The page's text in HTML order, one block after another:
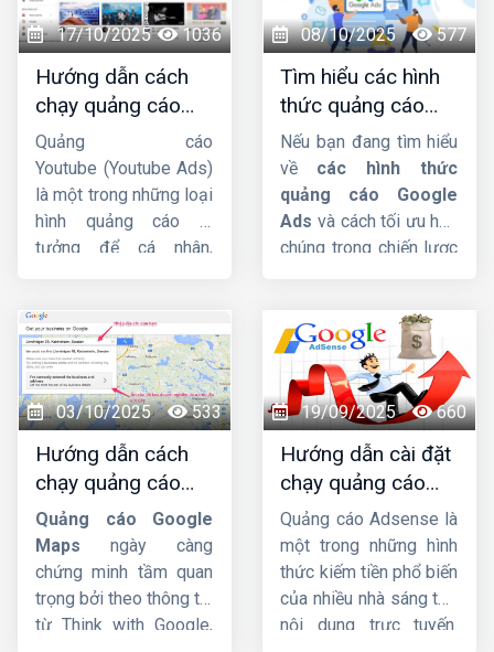
HIGsẽ phân tích chi
tiết hơn về dịch vụ này
nhá.
17/10/2025 1036
Hướng dẫn cách
chạy quảng cáo
Youtube Ads hiệu
quả từ chuyên gia
Quảng cáo
Youtube (Youtube Ads)
là một trong những loại
hình quảng cáo lý
tưởng để cá nhân,
phát triển thương hiệu,
quảng bá sản phẩm,
dịch vụ đến nhiều
người dùng hơn. Trong
bài viết này,Công ty
HIGsẽ hướng dẫn
cách chạy quảng cáo
Youtubu Ads
chi tiết
từ A-Z. Cùng đón xem
ngay sau đây nhé !
08/10/2025 577
Tìm hiểu các hình
thức quảng cáo
google ads hiện
nay
Nếu bạn đang tìm hiểu
về các hình thức
quảng cáo Google
Ads và cách tối ưu hóa
chúng trong chiến lược
sẽ giúp bạn có cái nhìn
tổng quan và chi tiết
nhất.
03/10/2025
533
Hướng dẫn cách
chạy quảng cáo
google maps chi
tiết từ A-Z
Quảng cáo Google
Maps ngày càng
chứng minh tầm quan
trọng bởi theo thông tin
từ Think with Google,
19/09/2025 660
Hướng dẫn cài đặt
chạy quảng cáo
google adsense
chi tiết từ A-Z
Quảng cáo Adsense là
một trong những hình
thức kiếm tiền phổ biến
của nhiều nhà sáng tạo
nội dung trực tuyến.